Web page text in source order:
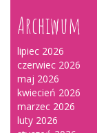
Archiwum
lipiec 2026
czerwiec 2026
maj 2026
kwiecień 2026
marzec 2026
luty 2026